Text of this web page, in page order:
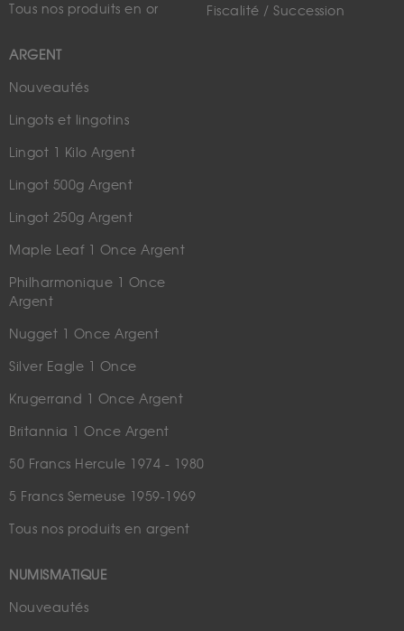
Tous nos produits en or
ARGENT
Nouveautés
Lingots et lingotins
Lingot 1 Kilo Argent
Lingot 500g Argent
Lingot 250g Argent
Maple Leaf 1 Once Argent
Philharmonique 1 Once
Argent
Nugget 1 Once Argent
Silver Eagle 1 Once
Krugerrand 1 Once Argent
Britannia 1 Once Argent
50 Francs Hercule 1974 - 1980
5 Francs Semeuse 1959-1969
Tous nos produits en argent
NUMISMATIQUE
Nouveautés
Fiscalité / Succession